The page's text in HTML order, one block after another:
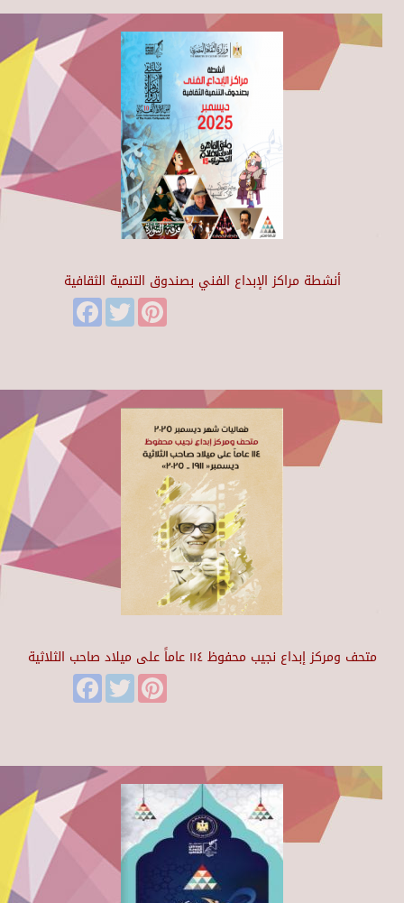
أنشطة مراكز الإبداع الفني بصندوق التنمية الثقافية
FacebookTwitter
متحف ومركز إبداع نجيب محفوظ ١١٤ عاماً على ميلاد صاحب الثلاثية
FacebookTwitter